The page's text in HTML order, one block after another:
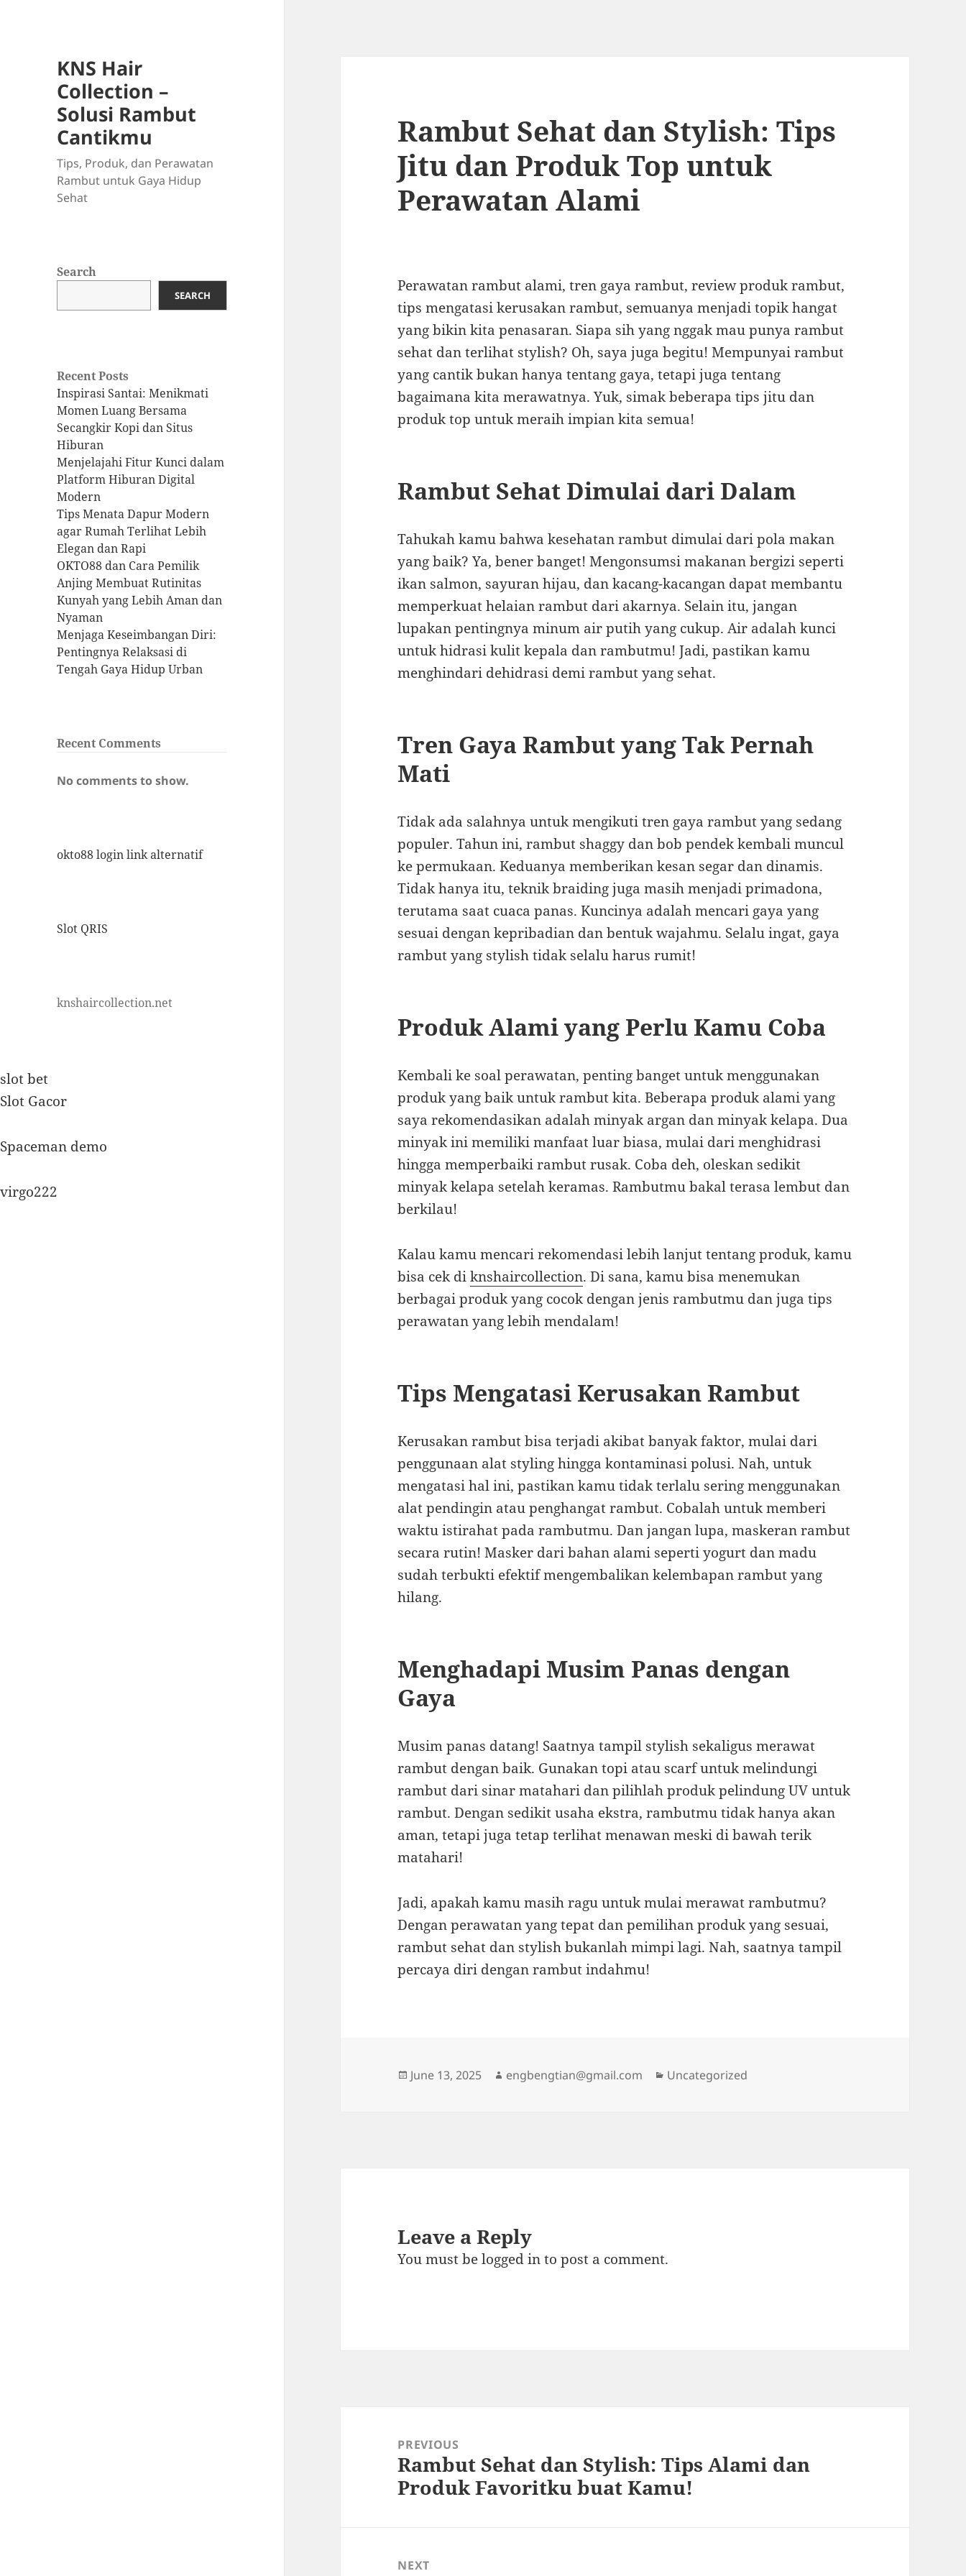
KNS Hair
Collection –
Solusi Rambut
Cantikmu
Tips, Produk, dan Perawatan
Rambut untuk Gaya Hidup
Sehat
Search
SEARCH
Recent Posts
Inspirasi Santai: Menikmati
Momen Luang Bersama
Secangkir Kopi dan Situs
Hiburan
Menjelajahi Fitur Kunci dalam
Platform Hiburan Digital
Modern
Tips Menata Dapur Modern
agar Rumah Terlihat Lebih
Elegan dan Rapi
OKTO88 dan Cara Pemilik
Anjing Membuat Rutinitas
Kunyah yang Lebih Aman dan
Nyaman
Menjaga Keseimbangan Diri:
Pentingnya Relaksasi di
Tengah Gaya Hidup Urban
Recent Comments
No comments to show.
okto88 login link alternatif
Slot QRIS
knshaircollection.net
slot bet
Slot Gacor
Spaceman demo
virgo222
Rambut Sehat dan Stylish: Tips
Jitu dan Produk Top untuk
Perawatan Alami
Perawatan rambut alami, tren gaya rambut, review produk rambut,
tips mengatasi kerusakan rambut, semuanya menjadi topik hangat
yang bikin kita penasaran. Siapa sih yang nggak mau punya rambut
sehat dan terlihat stylish? Oh, saya juga begitu! Mempunyai rambut
yang cantik bukan hanya tentang gaya, tetapi juga tentang
bagaimana kita merawatnya. Yuk, simak beberapa tips jitu dan
produk top untuk meraih impian kita semua!
Rambut Sehat Dimulai dari Dalam
Tahukah kamu bahwa kesehatan rambut dimulai dari pola makan
yang baik? Ya, bener banget! Mengonsumsi makanan bergizi seperti
ikan salmon, sayuran hijau, dan kacang-kacangan dapat membantu
memperkuat helaian rambut dari akarnya. Selain itu, jangan
lupakan pentingnya minum air putih yang cukup. Air adalah kunci
untuk hidrasi kulit kepala dan rambutmu! Jadi, pastikan kamu
menghindari dehidrasi demi rambut yang sehat.
Tren Gaya Rambut yang Tak Pernah
Mati
Tidak ada salahnya untuk mengikuti tren gaya rambut yang sedang
populer. Tahun ini, rambut shaggy dan bob pendek kembali muncul
ke permukaan. Keduanya memberikan kesan segar dan dinamis.
Tidak hanya itu, teknik braiding juga masih menjadi primadona,
terutama saat cuaca panas. Kuncinya adalah mencari gaya yang
sesuai dengan kepribadian dan bentuk wajahmu. Selalu ingat, gaya
rambut yang stylish tidak selalu harus rumit!
Produk Alami yang Perlu Kamu Coba
Kembali ke soal perawatan, penting banget untuk menggunakan
produk yang baik untuk rambut kita. Beberapa produk alami yang
saya rekomendasikan adalah minyak argan dan minyak kelapa. Dua
minyak ini memiliki manfaat luar biasa, mulai dari menghidrasi
hingga memperbaiki rambut rusak. Coba deh, oleskan sedikit
minyak kelapa setelah keramas. Rambutmu bakal terasa lembut dan
berkilau!
Kalau kamu mencari rekomendasi lebih lanjut tentang produk, kamu
bisa cek diknshaircollection. Di sana, kamu bisa menemukan
berbagai produk yang cocok dengan jenis rambutmu dan juga tips
perawatan yang lebih mendalam!
Tips Mengatasi Kerusakan Rambut
Kerusakan rambut bisa terjadi akibat banyak faktor, mulai dari
penggunaan alat styling hingga kontaminasi polusi. Nah, untuk
mengatasi hal ini, pastikan kamu tidak terlalu sering menggunakan
alat pendingin atau penghangat rambut. Cobalah untuk memberi
waktu istirahat pada rambutmu. Dan jangan lupa, maskeran rambut
secara rutin! Masker dari bahan alami seperti yogurt dan madu
sudah terbukti efektif mengembalikan kelembapan rambut yang
hilang.
Menghadapi Musim Panas dengan
Gaya
Musim panas datang! Saatnya tampil stylish sekaligus merawat
rambut dengan baik. Gunakan topi atau scarf untuk melindungi
rambut dari sinar matahari dan pilihlah produk pelindung UV untuk
rambut. Dengan sedikit usaha ekstra, rambutmu tidak hanya akan
aman, tetapi juga tetap terlihat menawan meski di bawah terik
matahari!
Jadi, apakah kamu masih ragu untuk mulai merawat rambutmu?
Dengan perawatan yang tepat dan pemilihan produk yang sesuai,
rambut sehat dan stylish bukanlah mimpi lagi. Nah, saatnya tampil
percaya diri dengan rambut indahmu!
Posted
June 13, 2025 Author
engbengtian@gmail.com Categories
Uncategorized
Leave a Reply
You must belogged into post a comment.
navigationPREVIOUS
Previous
post:
Rambut Sehat dan Stylish: Tips Alami dan
Produk Favoritku buat Kamu!
NEXT